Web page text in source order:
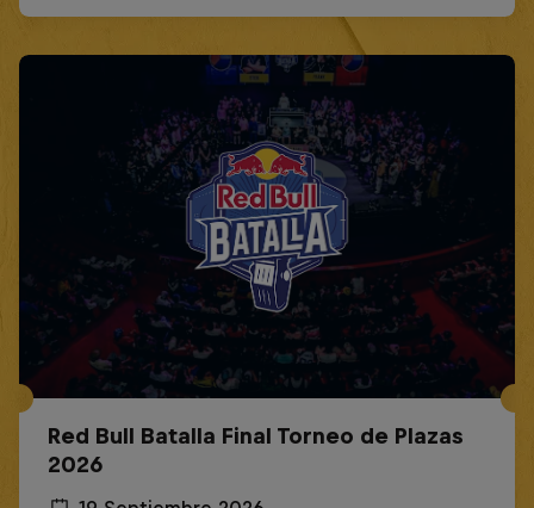
Red Bull Batalla Final Torneo de Plazas
2026